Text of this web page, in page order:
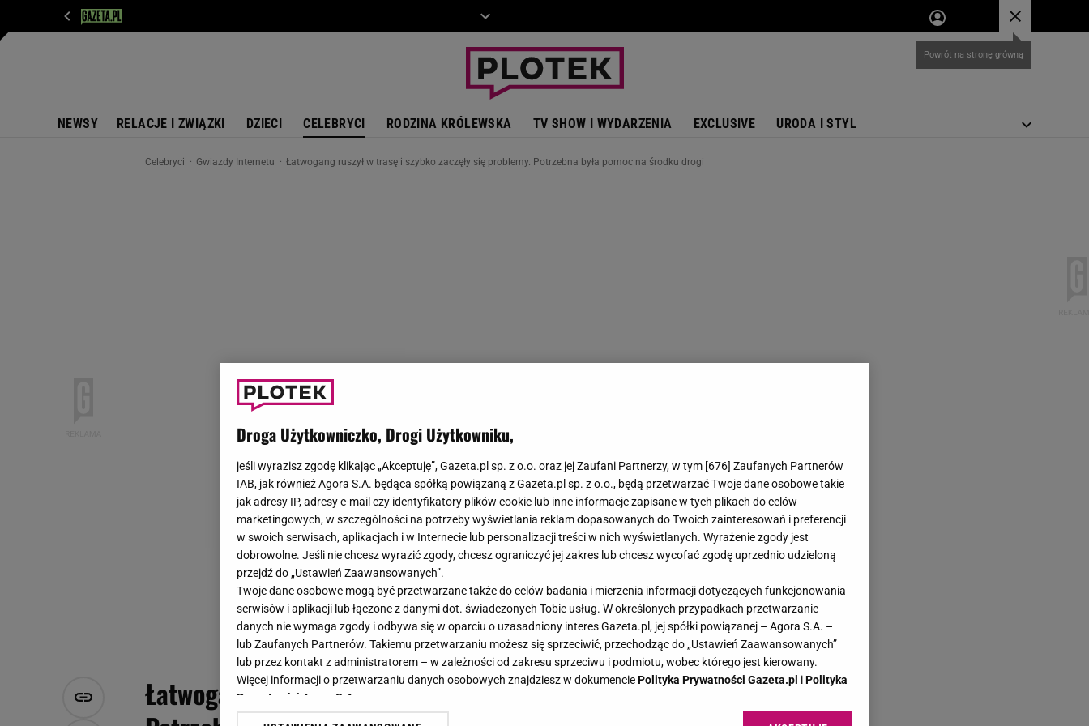
NEWSY RELACJE I ZWIĄZKI DZIECI CELEBRYCI RODZINA KRÓLEWSKA TV SHOW I WYDARZENIA EXCLUSIVE URODA I STYL
Celebryci Gwiazdy Internetu Łatwogang ruszył w trasę i szybko zaczęły się problemy. Potrzebna była pomoc na środku drogi
Łatwogang ruszył w trasę i szybko zaczęły się problemy.
Droga Użytkowniczko, Drogi Użytkowniku,
jeśli wyrazisz zgodę klikając „Akceptuję”, Gazeta.pl sp. z o.o. oraz jej Zaufani Partnerzy, w tym [676] Zaufanych Partnerów
IAB, jak również Agora S.A. będąca spółką powiązaną z Gazeta.pl sp. z o.o., będą przetwarzać Twoje dane osobowe takie
jak adresy IP, adresy e-mail czy identyfikatory plików cookie lub inne informacje zapisane w tych plikach do celów
marketingowych, w szczególności na potrzeby wyświetlania reklam dopasowanych do Twoich zainteresowań i preferencji
w swoich serwisach, aplikacjach i w Internecie lub personalizacji treści w nich wyświetlanych. Wyrażenie zgody jest
dobrowolne. Jeśli nie chcesz wyrazić zgody, chcesz ograniczyć jej zakres lub chcesz wycofać zgodę uprzednio udzieloną
przejdź do „Ustawień Zaawansowanych”.
Twoje dane osobowe mogą być przetwarzane także do celów badania i mierzenia informacji dotyczących funkcjonowania
serwisów i aplikacji lub łączone z danymi dot. świadczonych Tobie usług. W określonych przypadkach przetwarzanie
danych nie wymaga zgody i odbywa się w oparciu o uzasadniony interes Gazeta.pl, jej spółki powiązanej – Agora S.A. –
lub Zaufanych Partnerów. Takiemu przetwarzaniu możesz się sprzeciwić, przechodząc do „Ustawień Zaawansowanych”
lub przez kontakt z administratorem – w zależności od zakresu sprzeciwu i podmiotu, wobec którego jest kierowany.
Więcej informacji o przetwarzaniu danych osobowych znajdziesz w dokumenciePolityka Prywatności Gazeta.pl iPolityka
Prywatności Agora S.A.